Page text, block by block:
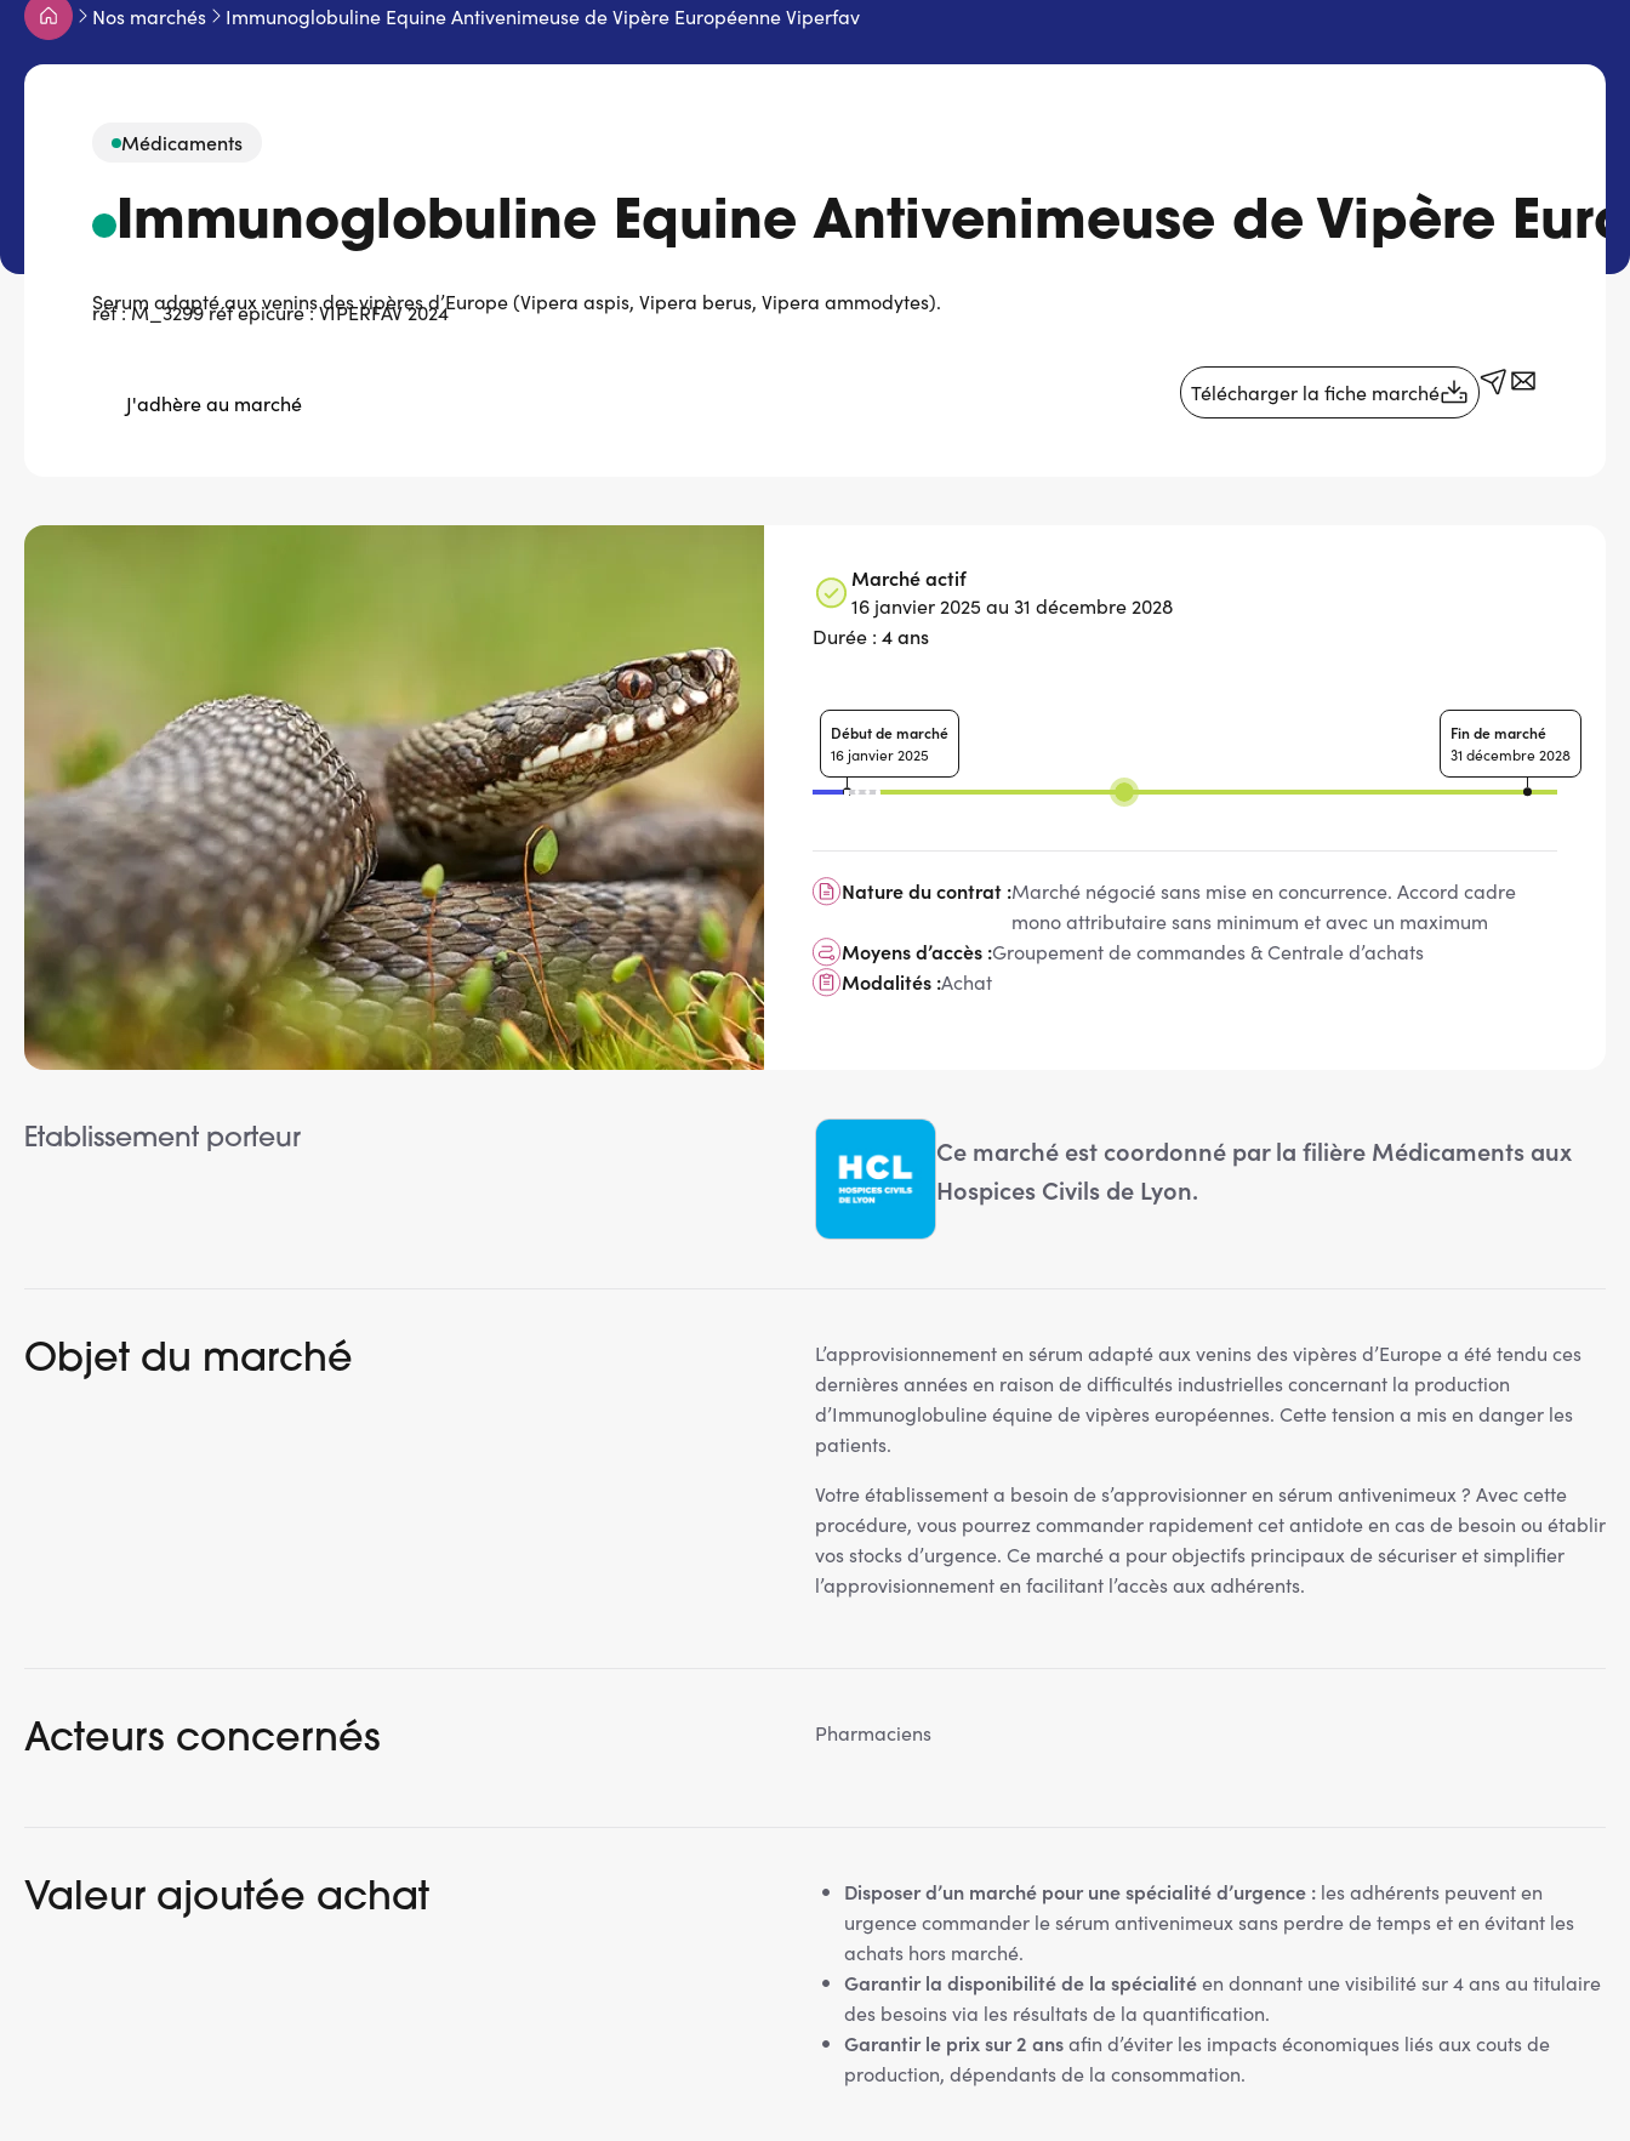
Fil
d'Ariane
Nos marchés Immunoglobuline Equine Antivenimeuse de Vipère Européenne Viperfav
Médicaments
Immunoglobuline Equine Antivenimeuse de Vipère
Serum adapté aux venins des vipères d’Europe (Vipera aspis, Vipera berus, Vipera ammodytes).
réf : M_3299 réf epicure : VIPERFAV 2024
J'adhère au marché Télécharger la fiche marché
Marché actif
16 janvier 2025 au 31 décembre 2028
Durée : 4 ans
Début de marché
16 janvier 2025
Fin de marché
31 décembre 2028
Nature du contrat :Marché négocié sans mise en concurrence. Accord cadre
mono attributaire sans minimum et avec un maximum
Moyens d’accès :Groupement de commandes & Centrale d’achats
Modalités :Achat
Etablissement porteur
Ce marché est coordonné par la filière Médicaments aux
Hospices Civils de Lyon.
Objet du marché
L’approvisionnement en sérum adapté aux venins des vipères d’Europe a été tendu ces
dernières années en raison de difficultés industrielles concernant la production
d’Immunoglobuline équine de vipères européennes. Cette tension a mis en danger les
patients.
Votre établissement a besoin de s’approvisionner en sérum antivenimeux ? Avec cette
procédure, vous pourrez commander rapidement cet antidote en cas de besoin ou établir
vos stocks d’urgence. Ce marché a pour objectifs principaux de sécuriser et simplifier
l’approvisionnement en facilitant l’accès aux adhérents.
Acteurs concernés Pharmaciens
Valeur ajoutée achat Disposer d’un marché pour une spécialité d’urgence : les adhérents peuvent en
urgence commander le sérum antivenimeux sans perdre de temps et en évitant les
achats hors marché.
Garantir la disponibilité de la spécialitéen donnant une visibilité sur 4 ans au titulaire
des besoins via les résultats de la quantification.
Garantir le prix sur 2 ansafin d’éviter les impacts économiques liés aux couts de
production, dépendants de la consommation.